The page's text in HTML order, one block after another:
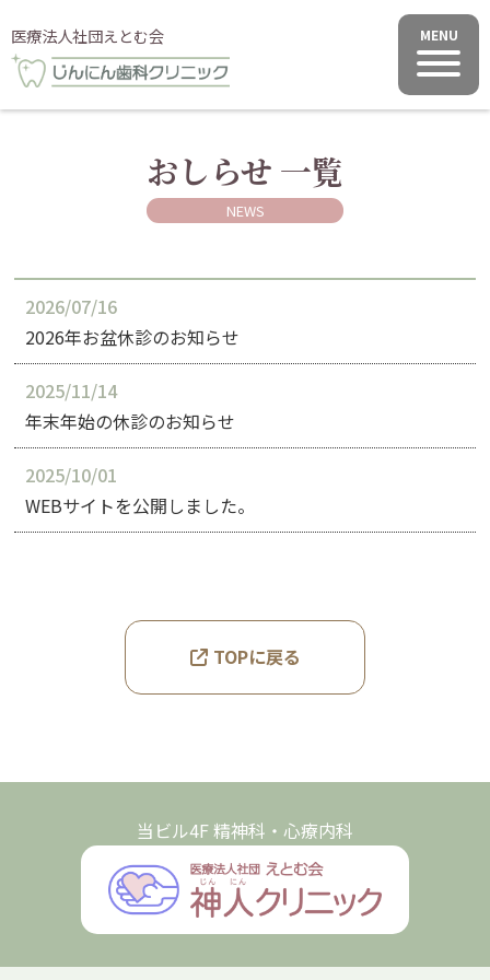
医療法人社団えとむ会
おしらせ 一覧
NEWS
2026/07/16
2026年お盆休診のお知らせ
2025/11/14
年末年始の休診のお知らせ
2025/10/01
WEBサイトを公開しました。
TOPに戻る
当ビル4F 精神科・心療内科